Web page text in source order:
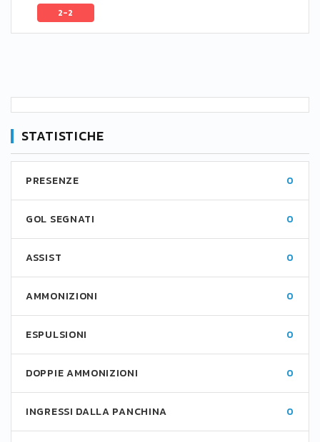
2-2
STATISTICHE
PRESENZE 0
GOL SEGNATI 0
ASSIST 0
AMMONIZIONI 0
ESPULSIONI 0
DOPPIE AMMONIZIONI 0
INGRESSI DALLA PANCHINA 0